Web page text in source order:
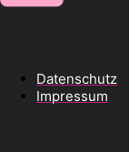
Datenschutz
Impressum